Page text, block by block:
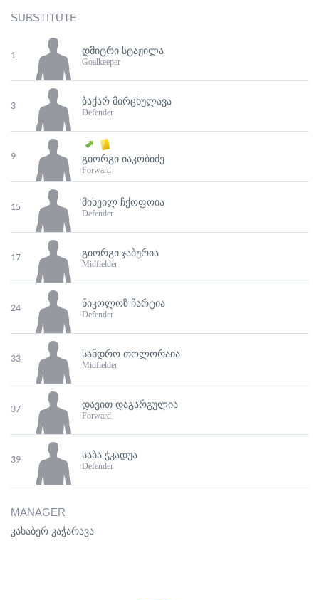
SUBSTITUTE
1 ᲓᲛᲘᲢᲠᲘ ᲡᲢᲐᲟᲘᲚᲐ
Goalkeeper
3 ᲑᲐᲥᲐᲠ ᲛᲘᲠᲪᲮᲣᲚᲐᲕᲐ
Defender
9 ᲒᲘᲝᲠᲒᲘ ᲘᲐᲙᲝᲑᲘᲫᲔ
Forward
15 ᲛᲘᲮᲔᲘᲚ ᲩᲥᲝᲤᲝᲘᲐ
Defender
17 ᲒᲘᲝᲠᲒᲘ ᲯᲐᲑᲣᲠᲘᲐ
Midfielder
24 ᲜᲘᲙᲝᲚᲝᲖ ᲩᲐᲠᲢᲘᲐ
Defender
33 ᲡᲐᲜᲓᲠᲝ ᲗᲝᲚᲝᲠᲐᲘᲐ
Midfielder
37 ᲓᲐᲕᲘᲗ ᲓᲐᲒᲐᲠᲒᲣᲚᲘᲐ
Forward
39 ᲡᲐᲑᲐ ᲭᲙᲐᲓᲣᲐ
Defender
MANAGER
კახაბერ კაჭარავა